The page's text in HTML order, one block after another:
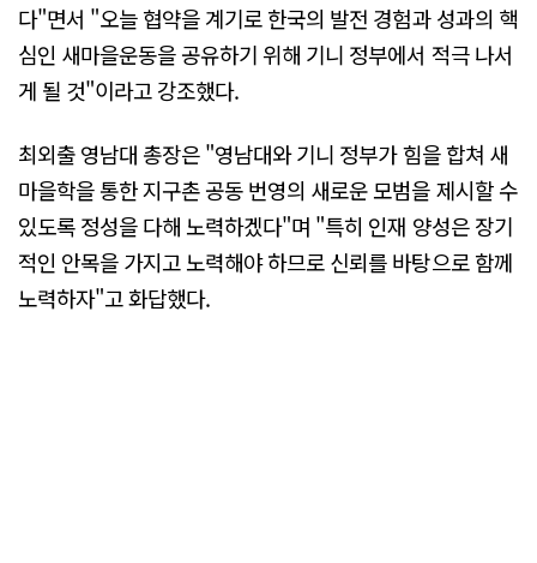
다"면서 "오늘 협약을 계기로 한국의 발전 경험과 성과의 핵
심인 새마을운동을 공유하기 위해 기니 정부에서 적극 나서
게 될 것"이라고 강조했다.
최외출 영남대 총장은 "영남대와 기니 정부가 힘을 합쳐 새
마을학을 통한 지구촌 공동 번영의 새로운 모범을 제시할 수
있도록 정성을 다해 노력하겠다"며 "특히 인재 양성은 장기
적인 안목을 가지고 노력해야 하므로 신뢰를 바탕으로 함께
노력하자"고 화답했다.